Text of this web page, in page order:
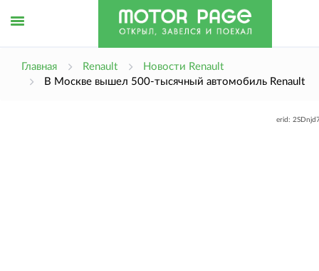
Главная Renault
Новости Renault
В Москве вышел 500-тысячный автомобиль Renault
erid: